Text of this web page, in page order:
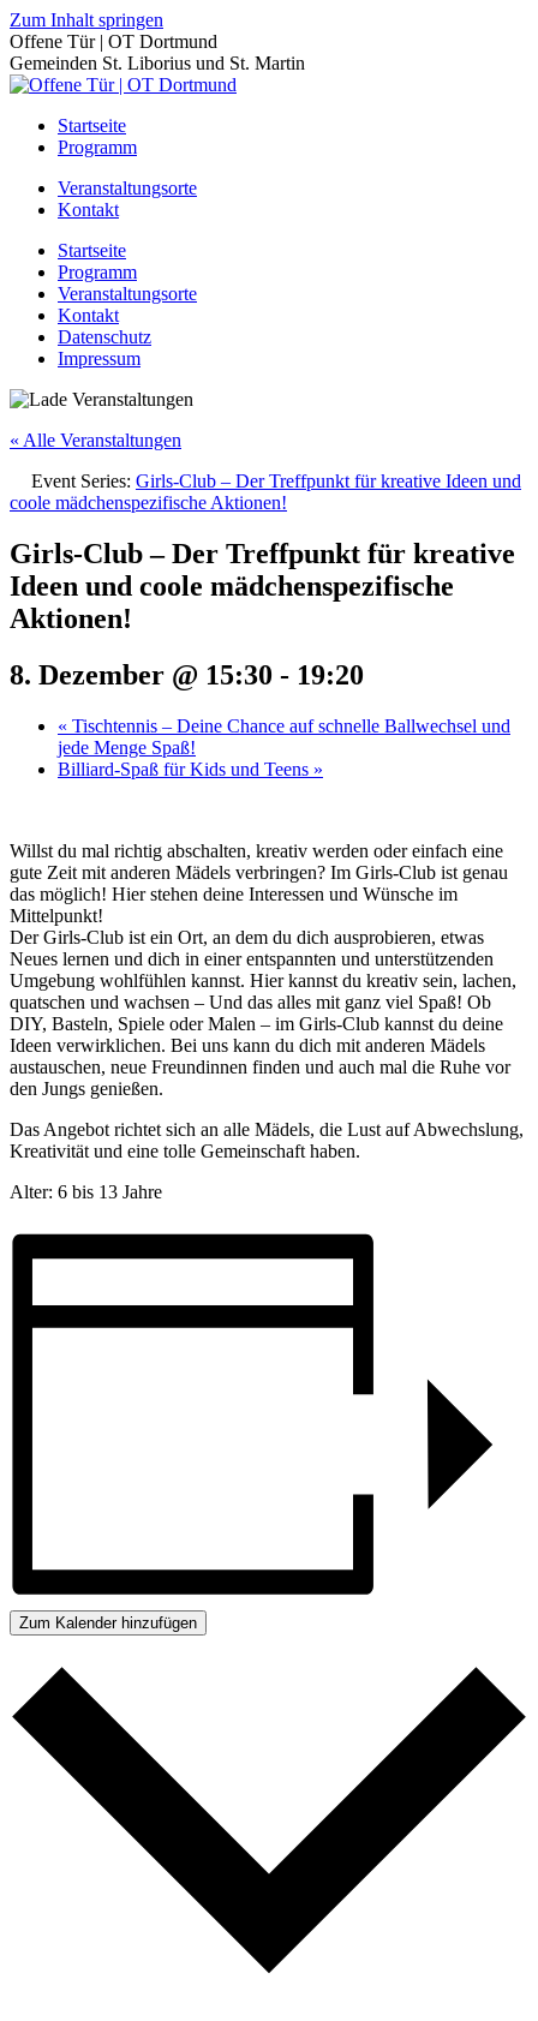
Zum Inhalt springen
Offene Tür | OT Dortmund
Gemeinden St. Liborius und St. Martin
Startseite
Programm
Veranstaltungsorte
Kontakt
Startseite
Programm
Veranstaltungsorte
Kontakt
Datenschutz
Impressum
« Alle Veranstaltungen
Event Series: Girls-Club – Der Treffpunkt für kreative Ideen und
coole mädchenspezifische Aktionen!
Girls-Club – Der Treffpunkt für kreative
Ideen und coole mädchenspezifische
Aktionen!
8. Dezember @ 15:30 - 19:20
« Tischtennis – Deine Chance auf schnelle Ballwechsel und
jede Menge Spaß!
Billiard-Spaß für Kids und Teens »
Willst du mal richtig abschalten, kreativ werden oder einfach eine
gute Zeit mit anderen Mädels verbringen? Im Girls-Club ist genau
das möglich! Hier stehen deine Interessen und Wünsche im
Mittelpunkt!
Der Girls-Club ist ein Ort, an dem du dich ausprobieren, etwas
Neues lernen und dich in einer entspannten und unterstützenden
Umgebung wohlfühlen kannst. Hier kannst du kreativ sein, lachen,
quatschen und wachsen – Und das alles mit ganz viel Spaß! Ob
DIY, Basteln, Spiele oder Malen – im Girls-Club kannst du deine
Ideen verwirklichen. Bei uns kann du dich mit anderen Mädels
austauschen, neue Freundinnen finden und auch mal die Ruhe vor
den Jungs genießen.
Das Angebot richtet sich an alle Mädels, die Lust auf Abwechslung,
Kreativität und eine tolle Gemeinschaft haben.
Alter: 6 bis 13 Jahre
Zum Kalender hinzufügen